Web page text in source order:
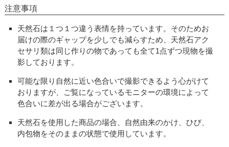
注意事項
天然石は１つ１つ違う表情を持っています。そのためお
届けの際のギャップを少しでも減らすため、天然石アク
セサリ類は同じ作りの物であっても全て1点ずつ現物を撮
影しております。
可能な限り自然に近い色合いで撮影できるよう心がけて
おりますが、ご覧になっているモニターの環境によって
色合いに差が出る場合がございます。
天然石を使用した商品の場合、自然由来のかけ、ひび、
内包物をそのままの状態で使用しています。